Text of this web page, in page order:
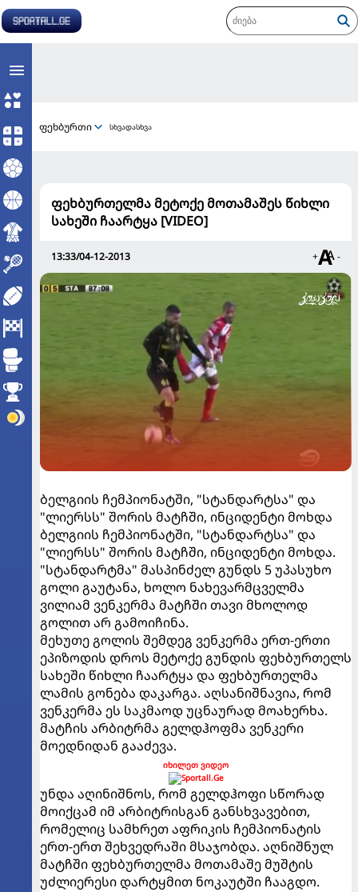
ფეხბურთი სხვადასხვა
ფეხბურთელმა მეტოქე მოთამაშეს წიხლი
სახეში ჩაარტყა [VIDEO]
13:33/04-12-2013 + -
ბელგიის ჩემპიონატში, "სტანდარტსა" და
"ლიერსს" შორის მატჩში, ინციდენტი მოხდა
ბელგიის ჩემპიონატში, "სტანდარტსა" და
"ლიერსს" შორის მატჩში, ინციდენტი მოხდა.
"სტანდარტმა" მასპინძელ გუნდს 5 უპასუხო
გოლი გაუტანა, ხოლო ნახევარმცველმა
ვილიამ ვენკერმა მატჩში თავი მხოლოდ
გოლით არ გამოიჩინა.
მეხუთე გოლის შემდეგ ვენკერმა ერთ-ერთი
ეპიზოდის დროს მეტოქე გუნდის ფეხბურთელს
სახეში წიხლი ჩაარტყა და ფეხბურთელმა
ლამის გონება დაკარგა. აღსანიშნავია, რომ
ვენკერმა ეს საკმაოდ უცნაურად მოახერხა.
მატჩის არბიტრმა გელდჰოფმა ვენკერი
მოედნიდან გააძევა.
იხილეთ ვიდეო
უნდა აღინიშნოს, რომ გელდჰოფი სწორად
მოიქცამ იმ არბიტრისგან განსხვავებით,
რომელიც სამხრეთ აფრიკის ჩემპიონატის
ერთ-ერთ შეხვედრაში მსაჯობდა. აღნიშნულ
მატჩში ფეხბურთელმა მოთამაშე მუშტის
უძლიერესი დარტყმით ნოკაუტში ჩააგდო.